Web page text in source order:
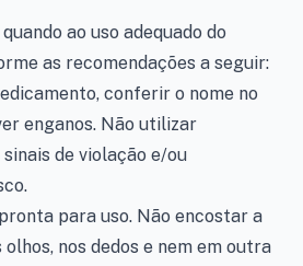
ao uso adequado do
as recomendações a seguir:
conferir o nome no
enganos. Não utilizar
sinais de violação e/ou
para uso. Não encostar a
nos dedos e nem em outra